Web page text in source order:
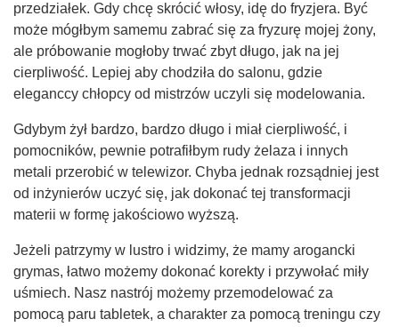
przedziałek. Gdy chcę skrócić włosy, idę do fryzjera. Być
może mógłbym samemu zabrać się za fryzurę mojej żony,
ale próbowanie mogłoby trwać zbyt długo, jak na jej
cierpliwość. Lepiej aby chodziła do salonu, gdzie
eleganccy chłopcy od mistrzów uczyli się modelowania.
Gdybym żył bardzo, bardzo długo i miał cierpliwość, i
pomocników, pewnie potrafiłbym rudy żelaza i innych
metali przerobić w telewizor. Chyba jednak rozsądniej jest
od inżynierów uczyć się, jak dokonać tej transformacji
materii w formę jakościowo wyższą.
Jeżeli patrzymy w lustro i widzimy, że mamy arogancki
grymas, łatwo możemy dokonać korekty i przywołać miły
uśmiech. Nasz nastrój możemy przemodelować za
pomocą paru tabletek, a charakter za pomocą treningu czy